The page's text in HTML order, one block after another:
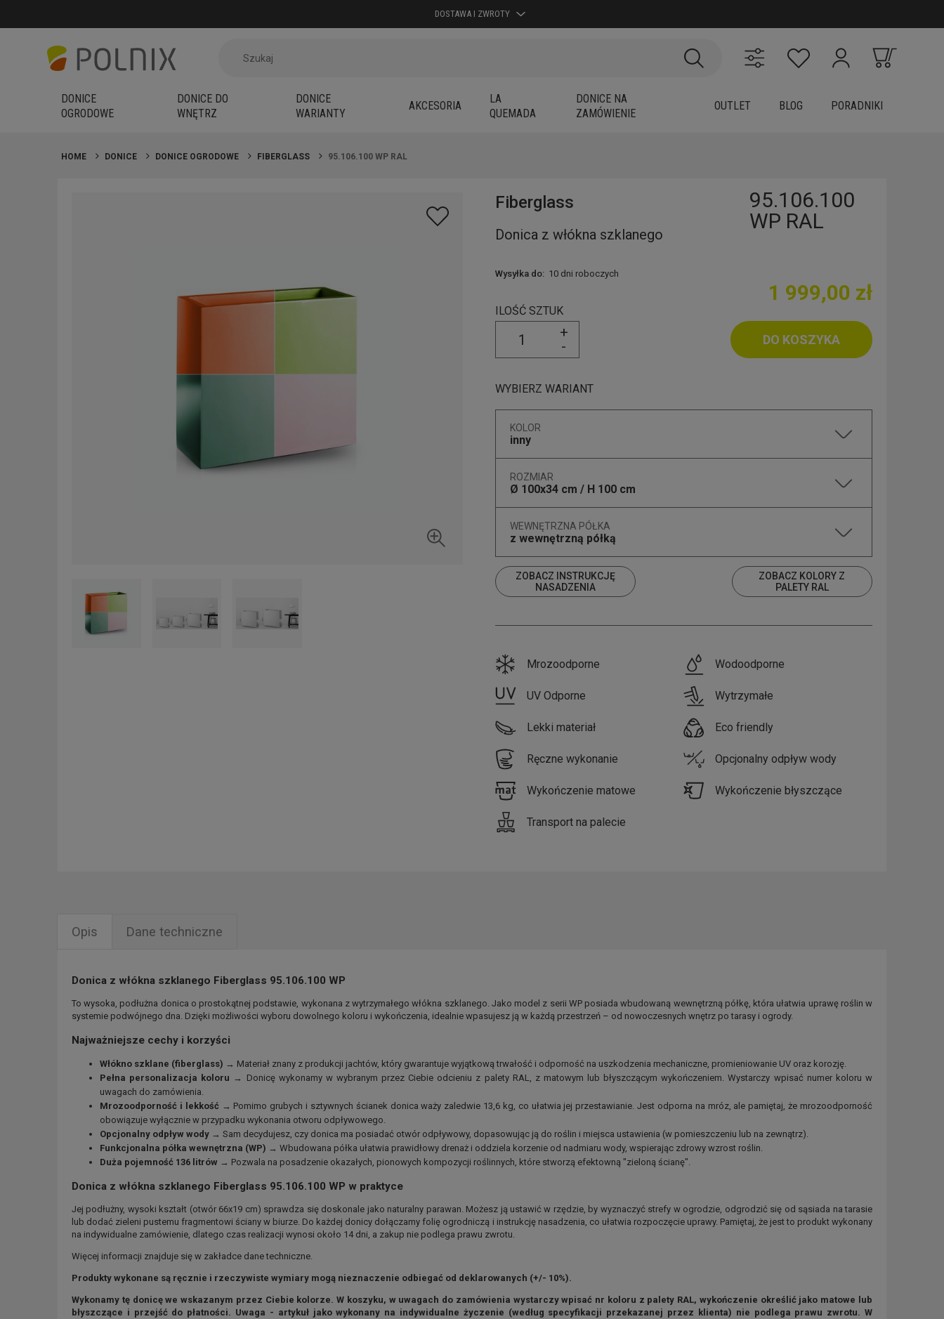
DOSTAWA I ZWROTY
DONICE
OGRODOWE
DONICE DO
WNĘTRZ
DONICE
WARIANTY
AKCESORIA
LA
QUEMADA
DONICE NA
ZAMÓWIENIE
OUTLET BLOG PORADNIKI
HOME DONICE DONICE OGRODOWE FIBERGLASS 95.106.100 WP RAL
95.106.100
WP RAL
Fiberglass
Donica z włókna szklanego
Wysyłka do: 10 dni roboczych
1 999,00 zł
ILOŚĆ SZTUK
+
-
DO KOSZYKA
WYBIERZ WARIANT
KOLOR
inny
ROZMIAR
Ø 100x34 cm / H 100 cm
WEWNĘTRZNA PÓŁKA
z wewnętrzną półką
ZOBACZ INSTRUKCJĘ
NASADZENIA
ZOBACZ KOLORY Z
PALETY RAL
Mrozoodporne Wodoodporne
UV Odporne Wytrzymałe
Lekki materiał Eco friendly
Ręczne wykonanie Opcjonalny odpływ wody
Wykończenie matowe Wykończenie błyszczące
Transport na palecie
Opis Dane techniczne
Donica z włókna szklanego Fiberglass 95.106.100 WP
To wysoka, podłużna donica o prostokątnej podstawie, wykonana z wytrzymałego włókna szklanego. Jako model z serii WP posiada wbudowaną wewnętrzną półkę, która ułatwia uprawę roślin w
systemie podwójnego dna. Dzięki możliwości wyboru dowolnego koloru i wykończenia, idealnie wpasujesz ją w każdą przestrzeń – od nowoczesnych wnętrz po tarasy i ogrody.
Najważniejsze cechy i korzyści
Włókno szklane (fiberglass) → Materiał znany z produkcji jachtów, który gwarantuje wyjątkową trwałość i odporność na uszkodzenia mechaniczne, promieniowanie UV oraz korozję.
Pełna personalizacja koloru → Donicę wykonamy w wybranym przez Ciebie odcieniu z palety RAL, z matowym lub błyszczącym wykończeniem. Wystarczy wpisać numer koloru w
uwagach do zamówienia.
Mrozoodporność i lekkość→ Pomimo grubych i sztywnych ścianek donica waży zaledwie 13,6 kg, co ułatwia jej przestawianie. Jest odporna na mróz, ale pamiętaj, że mrozoodporność
obowiązuje wyłącznie w przypadku wykonania otworu odpływowego.
Opcjonalny odpływ wody → Sam decydujesz, czy donica ma posiadać otwór odpływowy, dopasowując ją do roślin i miejsca ustawienia (w pomieszczeniu lub na zewnątrz).
Funkcjonalna półka wewnętrzna (WP) → Wbudowana półka ułatwia prawidłowy drenaż i oddziela korzenie od nadmiaru wody, wspierając zdrowy wzrost roślin.
Duża pojemność 136 litrów → Pozwala na posadzenie okazałych, pionowych kompozycji roślinnych, które stworzą efektowną "zieloną ścianę".
Donica z włókna szklanego Fiberglass 95.106.100 WP w praktyce
Jej podłużny, wysoki kształt (otwór 66x19 cm) sprawdza się doskonale jako naturalny parawan. Możesz ją ustawić w rzędzie, by wyznaczyć strefy w ogrodzie, odgrodzić się od sąsiada na tarasie
lub dodać zieleni pustemu fragmentowi ściany w biurze. Do każdej donicy dołączamy folię ogrodniczą i instrukcję nasadzenia, co ułatwia rozpoczęcie uprawy. Pamiętaj, że jest to produkt wykonany
na indywidualne zamówienie, dlatego czas realizacji wynosi około 14 dni, a zakup nie podlega prawu zwrotu.
Więcej informacji znajduje się w zakładce dane techniczne.
Produkty wykonane są ręcznie i rzeczywiste wymiary mogą nieznaczenie odbiegać od deklarowanych (+/- 10%).
Wykonamy tę donicę we wskazanym przez Ciebie kolorze. W koszyku, w uwagach do zamówienia wystarczy wpisać nr koloru z palety RAL, wykończenie określić jako matowe lub
błyszczące i przejść do płatności. Uwaga - artykuł jako wykonany na indywidualne życzenie (według specyfikacji przekazanej przez klienta) nie podlega prawu zwrotu. W